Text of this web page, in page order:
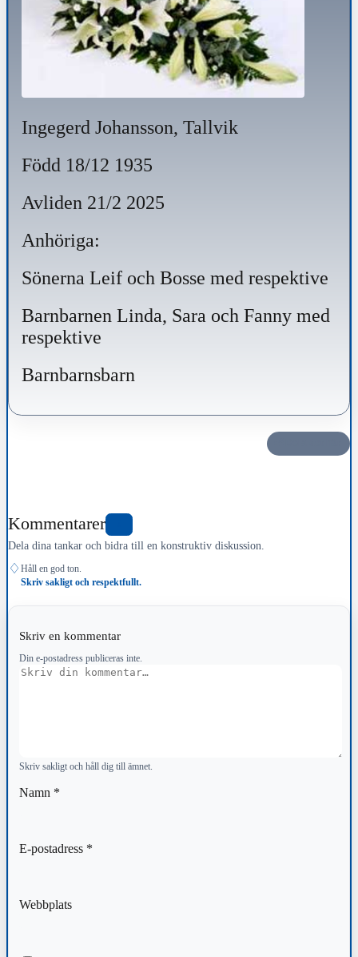
Ingegerd Johansson, Tallvik
Född 18/12 1935
Avliden 21/2 2025
Anhöriga:
Sönerna Leif och Bosse med respektive
Barnbarnen Linda, Sara och Fanny med
respektive
Barnbarnsbarn
Kommentarer
Dela dina tankar och bidra till en konstruktiv diskussion.
♢ Håll en god ton.
Skriv sakligt och respektfullt.
Skriv en kommentar
Din e-postadress publiceras inte.
Kommentar
Skriv sakligt och håll dig till ämnet.
Namn *
E-postadress *
Webbplats